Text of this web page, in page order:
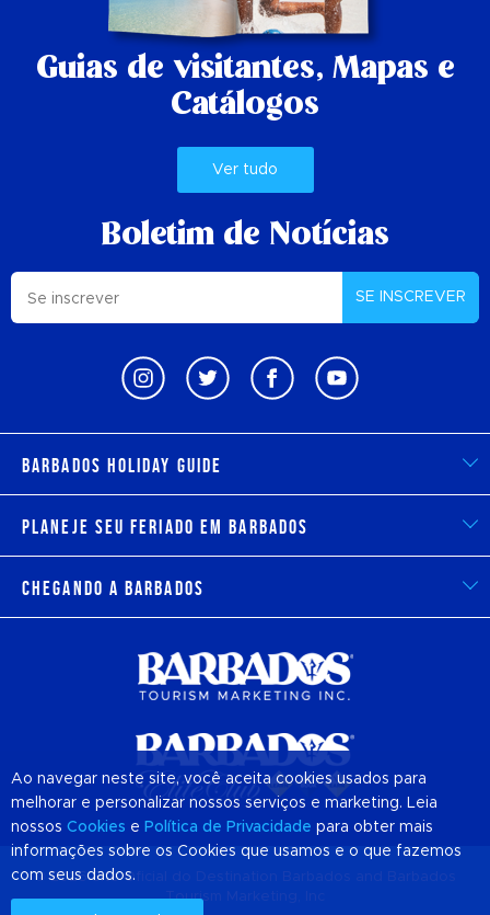
Guias de visitantes, Mapas e
Catálogos
Ver tudo
Boletim de Notícias
SE INSCREVER
Barbados Holiday Guide
Planeje seu feriado em Barbados
Chegando a Barbados
© 2026 Site Oficial do Destination
Tourism Marketing, Inc
Ao navegar neste site, você aceita cookies usados para
melhorar e personalizar nossos serviços e marketing. Leia
nossos Cookies e Política de Privacidade para obter mais
informações sobre os Cookies que usamos e o que fazemos
com seus dados.